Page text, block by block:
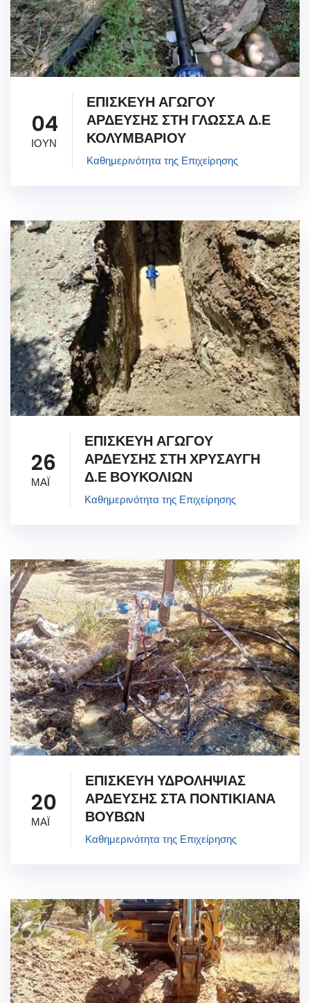
04
ΙΟΥΝ
ΕΠΙΣΚΕΥΗ ΑΓΩΓΟΥ
ΑΡΔΕΥΣΗΣ ΣΤΗ ΓΛΩΣΣΑ Δ.Ε
ΚΟΛΥΜΒΑΡΙΟΥ
Καθημερινότητα της Επιχείρησης
26
ΜΑΪ
ΕΠΙΣΚΕΥΗ ΑΓΩΓΟΥ
ΑΡΔΕΥΣΗΣ ΣΤΗ ΧΡΥΣΑΥΓΗ
Δ.Ε ΒΟΥΚΟΛΙΩΝ
Καθημερινότητα της Επιχείρησης
20
ΜΑΪ
ΕΠΙΣΚΕΥΗ ΥΔΡΟΛΗΨΙΑΣ
ΑΡΔΕΥΣΗΣ ΣΤΑ ΠΟΝΤΙΚΙΑΝΑ
ΒΟΥΒΩΝ
Καθημερινότητα της Επιχείρησης